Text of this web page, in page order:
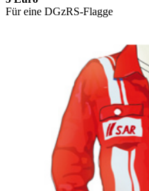
Für eine DGzRS-Flagge